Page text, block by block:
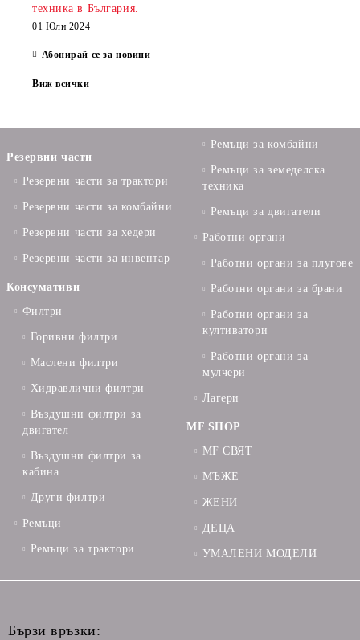
техника в България.
01 Юли 2024
Абонирай се за новини
Виж всички
Резервни части
Резервни части за трактори
Резервни части за комбайни
Резервни части за хедери
Резервни части за инвентар
Консумативи
Филтри
Горивни филтри
Маслени филтри
Хидравлични филтри
Въздушни филтри за
двигател
Въздушни филтри за
кабина
Други филтри
Ремъци
Ремъци за трактори
Ремъци за комбайни
Ремъци за земеделска
техника
Ремъци за двигатели
Работни органи
Работни органи за плугове
Работни органи за брани
Работни органи за
култиватори
Работни органи за
мулчери
Лагери
MF SHOP
MF СВЯТ
МЪЖЕ
ЖЕНИ
ДЕЦА
УМАЛЕНИ МОДЕЛИ
Бързи връзки: